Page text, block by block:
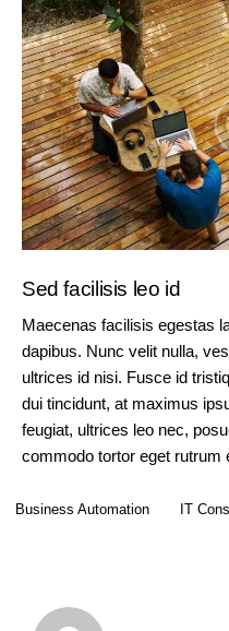
Sed facilisis leo id
Maecenas facilisis egestas
dapibus. Nunc velit nulla,
ultrices id nisi. Fusce id
dui tincidunt, at maximus
feugiat, ultrices leo nec,
commodo tortor eget rutrum
Business Automation IT